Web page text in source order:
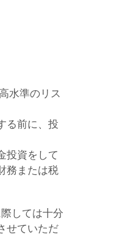
水準のリス
る前に、投
投資をして
務または税
しては十分
せていただ